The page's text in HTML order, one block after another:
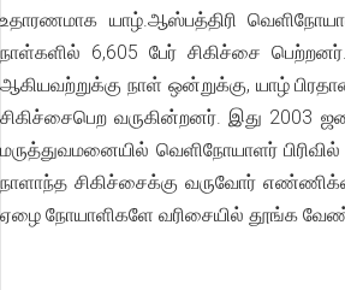
உதாரணமாக யாழ்.ஆஸ்பத்திரி
நாள்களில் 6,605 பேர் சிகிச்சை
ஆகியவற்றுக்கு நாள் ஒன்றுக்கு, யாழ்
சிகிச்சைபெற வருகின்றனர். இது 2003
மருத்துவமனையில் வெளிநோயாளர்
நாளாந்த சிகிச்சைக்கு வருவோர்
ஏழை நோயாளிகளே வரிசையில் தூங்க